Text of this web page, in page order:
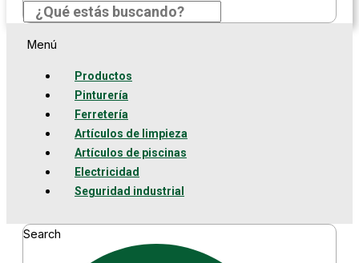
Menú
Productos
Pinturería
Ferretería
Artículos de limpieza
Artículos de piscinas
Electricidad
Seguridad industrial
Search